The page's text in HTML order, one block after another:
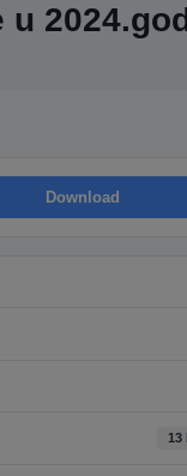
u
Download
13